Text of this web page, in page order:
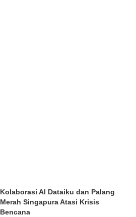
Kolaborasi AI Dataiku dan Palang
Merah Singapura Atasi Krisis
Bencana